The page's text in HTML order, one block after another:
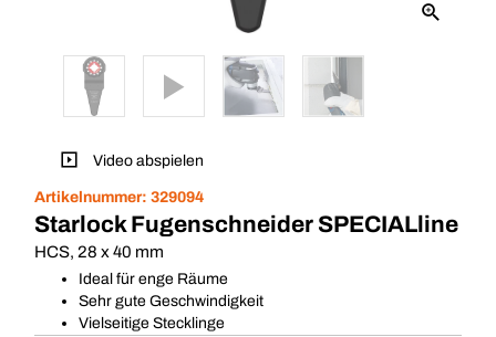
Video abspielen
Artikelnummer: 329094
Starlock Fugenschneider SPECIALline
HCS, 28 x 40 mm
Ideal für enge Räume
Sehr gute Geschwindigkeit
Vielseitige Stecklinge